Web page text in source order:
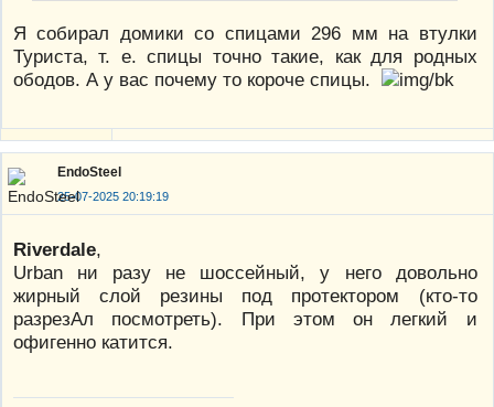
Я собирал домики со спицами 296 мм на втулки
Туриста, т. е. спицы точно такие, как для родных
ободов. А у вас почему то короче спицы.
EndoSteel
25-07-2025 20:19:19
Riverdale,
Urban ни разу не шоссейный, у него довольно
жирный слой резины под протектором (кто-то
разрезАл посмотреть). При этом он легкий и
офигенно катится.